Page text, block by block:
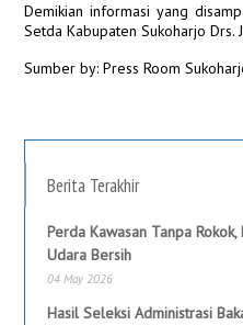
Demikian informasi yang
Setda Kabupaten Sukoharjo Drs.
Sumber by: Press Room
Berita Terakhir
Perda Kawasan Tanpa
Udara Bersih
04 May 2026
Hasil Seleksi Administrasi